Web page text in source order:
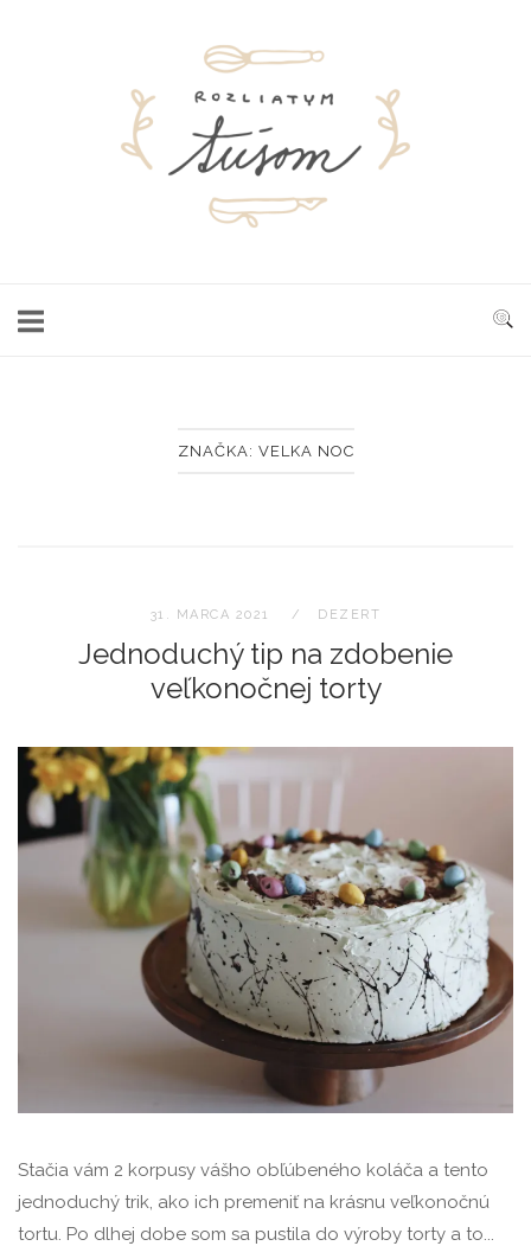
ZNAČKA: VELKA NOC
31. MARCA 2021 DEZERT
Jednoduchý tip na zdobenie
veľkonočnej torty
Stačia vám 2 korpusy vášho obľúbeného koláča a tento
jednoduchý trik, ako ich premeniť na krásnu veľkonočnú
tortu. Po dlhej dobe som sa pustila do výroby torty a to...